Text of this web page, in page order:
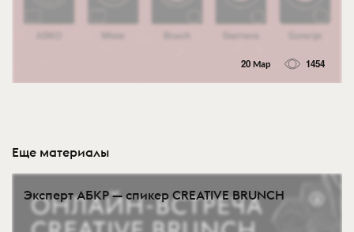
20 Мар 1454
Еще материалы
Эксперт АБКР — спикер CREATIVE BRUNCH